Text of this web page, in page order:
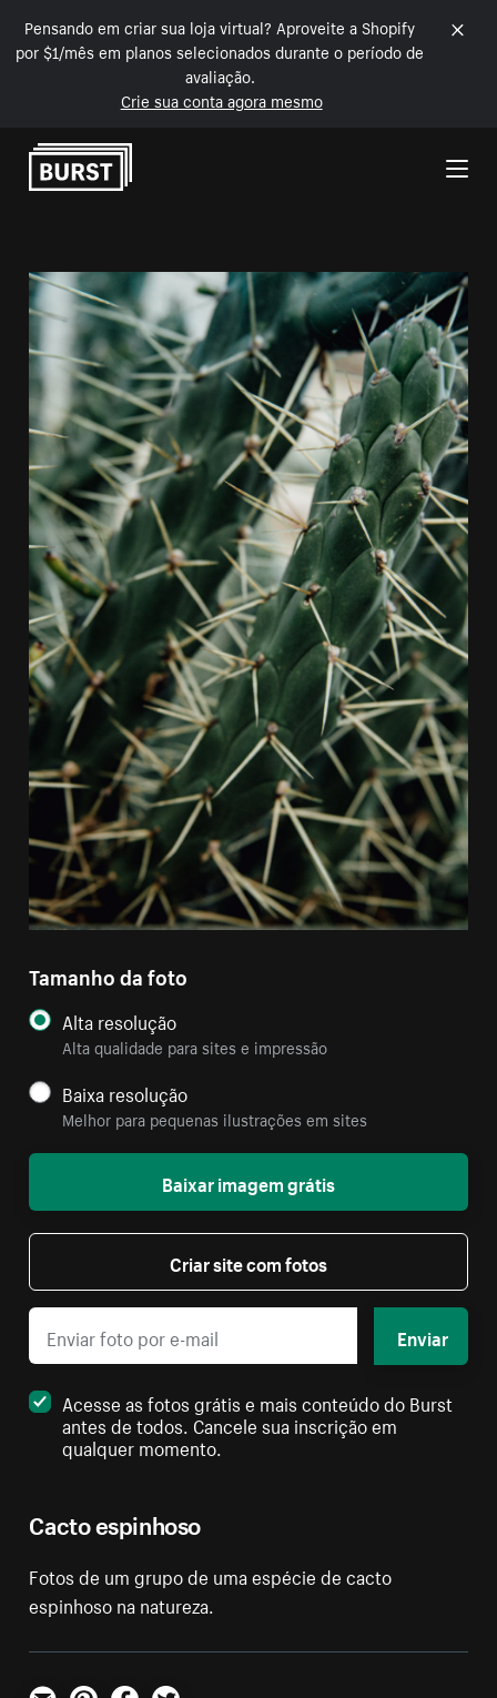
Pensando em criar sua loja virtual? Aproveite a Shopify
por $1/mês em planos selecionados durante o período de
avaliação.
Crie sua conta agora mesmo
Pular para o conteúdo
Cacto espinhoso
Fotos de um grupo de uma espécie de cacto
espinhoso na natureza.
Tamanho da foto
Alta resolução
Alta qualidade para sites e impressão
Baixa resolução
Melhor para pequenas ilustrações em sites
Baixar imagem grátis
Criar site com fotos
Enviar
Acesse as fotos grátis e mais conteúdo do Burst
antes de todos. Cancele sua inscrição em
qualquer momento.